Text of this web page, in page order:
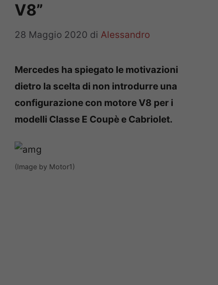
V8”
28 Maggio 2020 di Alessandro
Mercedes ha spiegato le motivazioni
dietro la scelta di non introdurre una
configurazione con motore V8 per i
modelli Classe E Coupè e Cabriolet.
(Image by Motor1)